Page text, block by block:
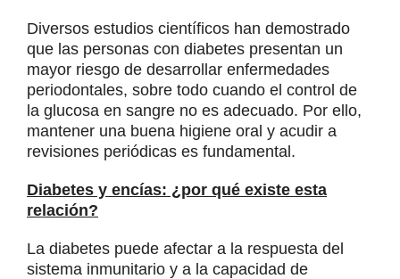
Diversos estudios científicos han demostrado
que las personas con diabetes presentan un
mayor riesgo de desarrollar enfermedades
periodontales, sobre todo cuando el control de
la glucosa en sangre no es adecuado. Por ello,
mantener una buena higiene oral y acudir a
revisiones periódicas es fundamental.
Diabetes y encías: ¿por qué existe esta
relación?
La diabetes puede afectar a la respuesta del
sistema inmunitario y a la capacidad de